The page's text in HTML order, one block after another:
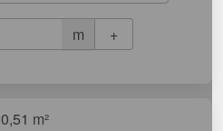
m +
0,51 m²